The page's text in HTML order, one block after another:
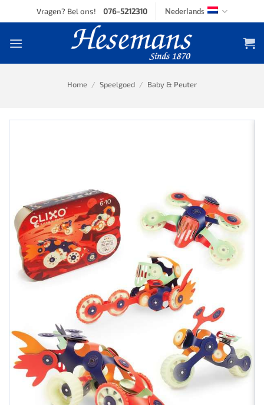
to
Vragen? Bel ons! 076-5212310 Nederlands
Home / Speelgoed / Baby & Peuter